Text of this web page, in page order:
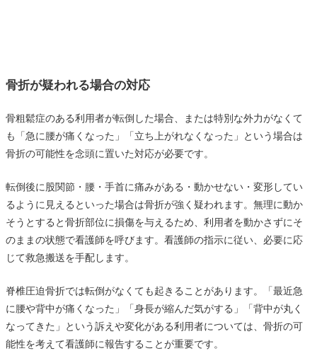
骨折が疑われる場合の対応
骨粗鬆症のある利用者が転倒した場合、または特別な外力がなくて
も「急に腰が痛くなった」「立ち上がれなくなった」という場合は
骨折の可能性を念頭に置いた対応が必要です。
転倒後に股関節・腰・手首に痛みがある・動かせない・変形してい
るように見えるといった場合は骨折が強く疑われます。無理に動か
そうとすると骨折部位に損傷を与えるため、利用者を動かさずにそ
のままの状態で看護師を呼びます。看護師の指示に従い、必要に応
じて救急搬送を手配します。
脊椎圧迫骨折では転倒がなくても起きることがあります。「最近急
に腰や背中が痛くなった」「身長が縮んだ気がする」「背中が丸く
なってきた」という訴えや変化がある利用者については、骨折の可
能性を考えて看護師に報告することが重要です。